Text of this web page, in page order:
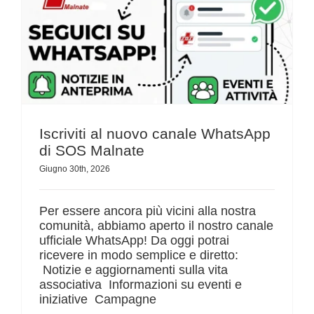
CONTATTI
Iscriviti al nuovo canale WhatsApp
di SOS Malnate
Giugno 30th, 2026
Per essere ancora più vicini alla nostra
comunità, abbiamo aperto il nostro canale
ufficiale WhatsApp! Da oggi potrai
ricevere in modo semplice e diretto:
Notizie e aggiornamenti sulla vita
associativa Informazioni su eventi e
iniziative Campagne